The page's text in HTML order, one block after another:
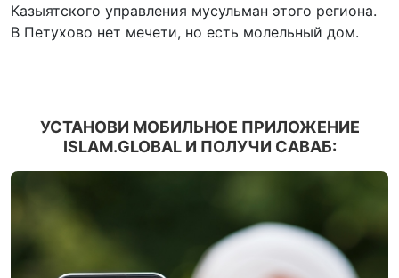
Казыятского управления мусульман этого региона.
В Петухово нет мечети, но есть молельный дом.
УСТАНОВИ МОБИЛЬНОЕ ПРИЛОЖЕНИЕ
ISLAM.GLOBAL И ПОЛУЧИ САВАБ: